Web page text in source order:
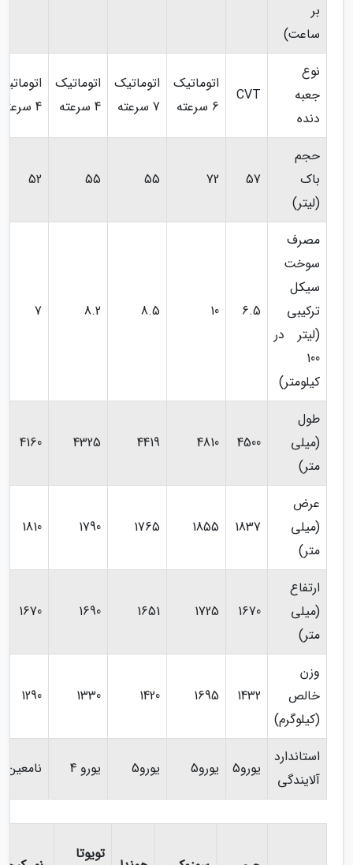
بر
ساعت)
نوع
جعبه
دنده
CVT
اتوماتیک
6 سرعته
اتوماتیک
7 سرعته
اتوماتیک
4 سرعته
4 سرعته
حجم
باک
(لیتر)
57
72
55
55
52
مصرف
سوخت
سیکل
ترکیبی
(لیتر در
100
کیلومتر)
6.5
10
8.5
8.2
7
طول
(میلی
متر)
4500
4810
4419
4325
4160
عرض
(میلی
متر)
1837
1855
1765
1790
1810
ارتفاع
(میلی
متر)
1670
1725
1651
1690
1670
وزن
خالص
(کیلوگرم)
1432
1695
1420
1330
1290
استاندارد
آلایندگی
یورو5 یورو5 یورو5 یورو 4 نامعین
تویوتا